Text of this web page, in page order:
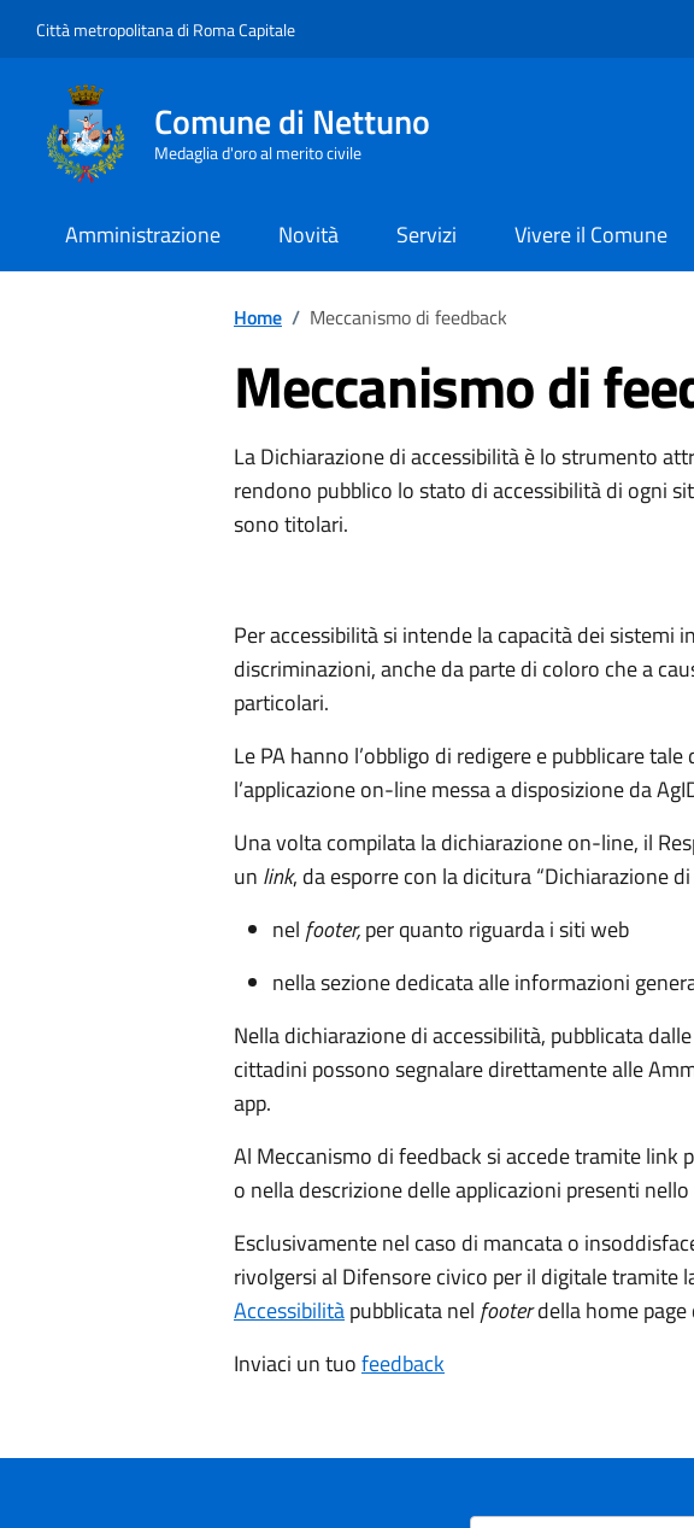
Città metropolitana di Roma Capitale
Comune di Nettuno
Medaglia d'oro al merito civile
Amministrazione Novità Servizi Vivere il Comune
Home / Meccanismo di feedback
Meccanismo di
La Dichiarazione di accessibilità è lo strumento
rendono pubblico lo stato di accessibilità di ogni
sono titolari.
Per accessibilità si intende la capacità dei
discriminazioni, anche da parte di coloro che a
particolari.
Le PA hanno l’obbligo di redigere e pubblicare
l’applicazione on-line messa a disposizione da
Una volta compilata la dichiarazione on-line, il
un link, da esporre con la dicitura “Dichiarazione
nel footer,per quanto riguarda i siti web
nella sezione dedicata alle informazioni
Nella dichiarazione di accessibilità, pubblicata
cittadini possono segnalare direttamente alle
app.
Al Meccanismo di feedback si accede tramite
o nella descrizione delle applicazioni presenti
Esclusivamente nel caso di mancata o
rivolgersi al Difensore civico per il digitale
Accessibilitàpubblicata nel footerdella home page
Inviaci un tuofeedback